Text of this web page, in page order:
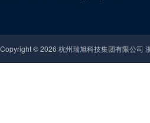
Copyright ©2026 杭州瑞旭科技集团有限公司